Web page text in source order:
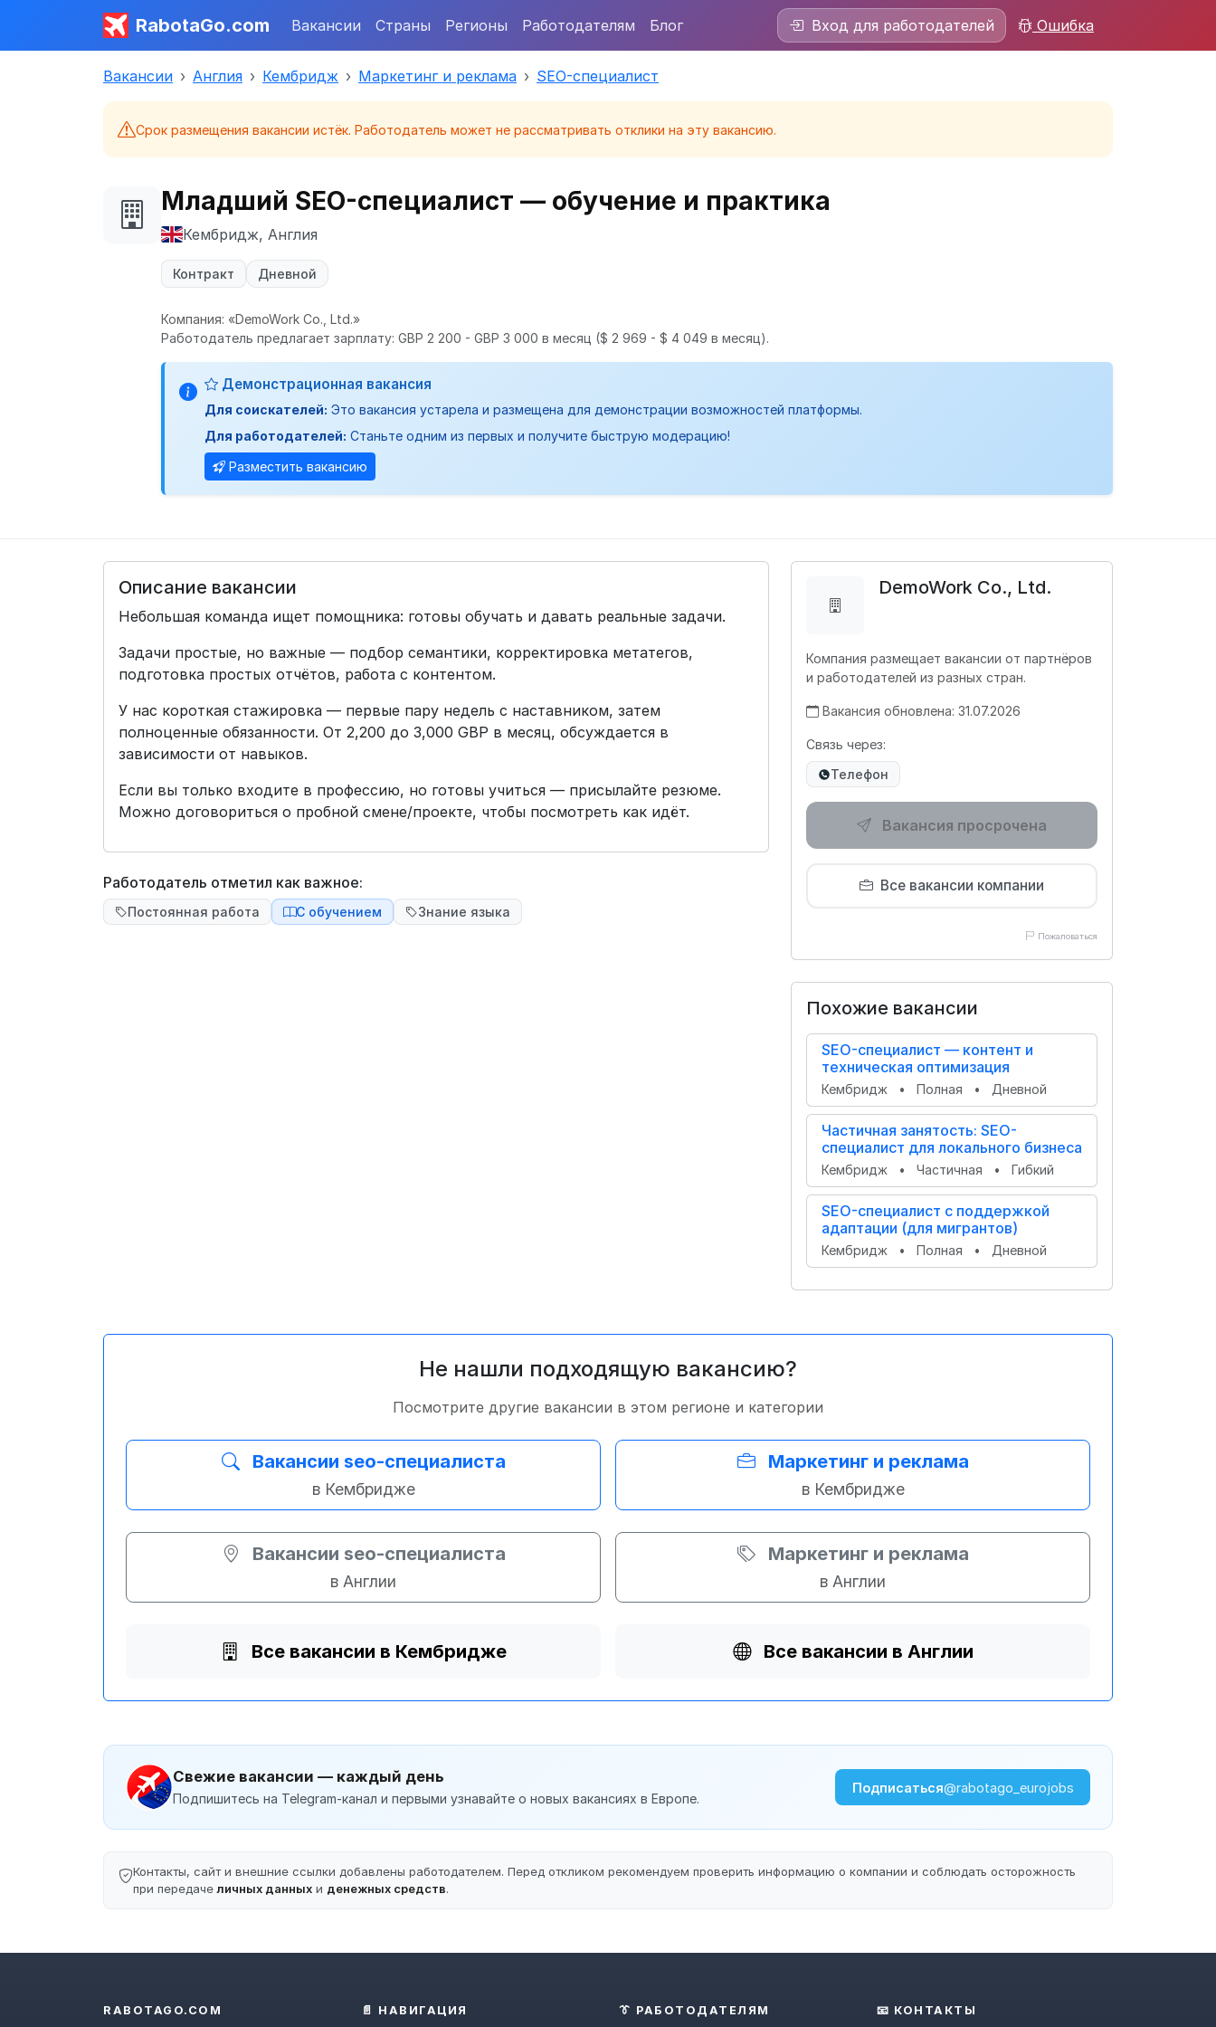
RabotaGo.com Вакансии Страны Регионы Работодателям Блог Вход для работодателей Ошибка
Вакансии Англия Кембридж Маркетинг и реклама SEO-специалист
Срок размещения вакансии истёк. Работодатель может не рассматривать отклики на эту вакансию.
Младший SEO-специалист — обучение и практика
Кембридж, Англия
Контракт Дневной
Компания: «DemoWork Co., Ltd.»
Работодатель предлагает зарплату: GBP 2 200 - GBP 3 000 в месяц ($ 2 969 - $ 4 049 в месяц).
Демонстрационная вакансия
Для соискателей: Это вакансия устарела и размещена для демонстрации возможностей платформы.
Для работодателей: Станьте одним из первых и получите быструю модерацию!
Разместить вакансию
Описание вакансии
Небольшая команда ищет помощника: готовы обучать и давать реальные задачи.
Задачи простые, но важные — подбор семантики, корректировка метатегов,
подготовка простых отчётов, работа с контентом.
У нас короткая стажировка — первые пару недель с наставником, затем
полноценные обязанности. От 2,200 до 3,000 GBP в месяц, обсуждается в
зависимости от навыков.
Если вы только входите в профессию, но готовы учиться — присылайте резюме.
Можно договориться о пробной смене/проекте, чтобы посмотреть как идёт.
Работодатель отметил как важное:
Постоянная работа С обучением Знание языка
DemoWork Co., Ltd.
Компания размещает вакансии от партнёров
и работодателей из разных стран.
Вакансия обновлена: 31.07.2026
Связь через:
Телефон
Вакансия просрочена
Все вакансии компании
Пожаловаться
Похожие вакансии
SEO-специалист — контент и
техническая оптимизация
Кембридж • Полная • Дневной
Частичная занятость: SEO-
специалист для локального бизнеса
Кембридж • Частичная • Гибкий
SEO-специалист с поддержкой
адаптации (для мигрантов)
Кембридж • Полная • Дневной
Не нашли подходящую вакансию?
Посмотрите другие вакансии в этом регионе и категории
Вакансии seo-специалиста
в Кембридже
Маркетинг и реклама
в Кембридже
Вакансии seo-специалиста
в Англии
Маркетинг и реклама
в Англии
Все вакансии в Кембридже Все вакансии в Англии
Свежие вакансии — каждый день
Подпишитесь на Telegram-канал и первыми узнавайте о новых вакансиях в Европе.
Подписаться@rabotago_eurojobs
Контакты, сайт и внешние ссылки добавлены работодателем. Перед откликом рекомендуем проверить информацию о компании и соблюдать осторожность
при передачеличных данных и денежных средств.
RABOTAGO.COM 📄 НАВИГАЦИЯ 👔 РАБОТОДАТЕЛЯМ 📧 КОНТАКТЫ